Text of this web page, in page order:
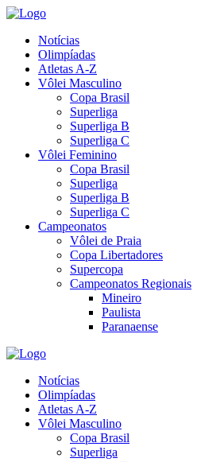
Notícias
Olimpíadas
Atletas A-Z
Vôlei Masculino
Copa Brasil
Superliga
Superliga B
Superliga C
Vôlei Feminino
Copa Brasil
Superliga
Superliga B
Superliga C
Campeonatos
Vôlei de Praia
Copa Libertadores
Supercopa
Campeonatos Regionais
Mineiro
Paulista
Paranaense
Notícias
Olimpíadas
Atletas A-Z
Vôlei Masculino
Copa Brasil
Superliga